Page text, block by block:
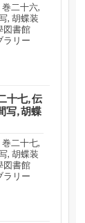
二十六,
, 胡蝶装
図書館
ラリー
十七, 伝
写, 胡蝶
二十七,
, 胡蝶装
図書館
ラリー